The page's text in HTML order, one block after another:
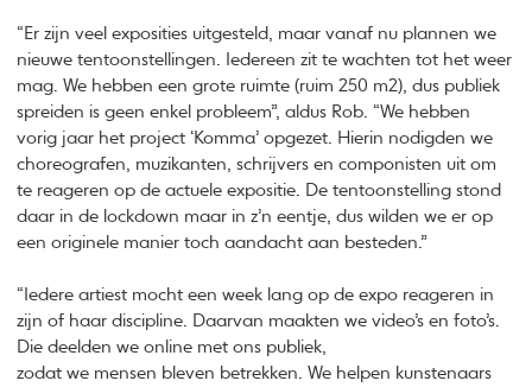
“Er zijn veel exposities uitgesteld, maar vanaf nu plannen we
nieuwe tentoonstellingen. Iedereen zit te wachten tot het weer
mag. We hebben een grote ruimte (ruim 250 m2), dus publiek
spreiden is geen enkel probleem”, aldus Rob. “We hebben
vorig jaar het project ‘Komma’ opgezet. Hierin nodigden we
choreografen, muzikanten, schrijvers en componisten uit om
te reageren op de actuele expositie. De tentoonstelling stond
daar in de lockdown maar in z’n eentje, dus wilden we er op
een originele manier toch aandacht aan besteden.”
“Iedere artiest mocht een week lang op de expo reageren in
zijn of haar discipline. Daarvan maakten we video’s en foto’s.
Die deelden we online met ons publiek,
zodat we mensen bleven betrekken. We helpen kunstenaars